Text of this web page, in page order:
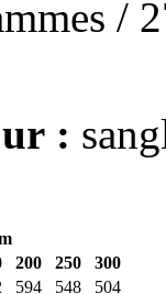
/
:
200 250
300
594 548
504